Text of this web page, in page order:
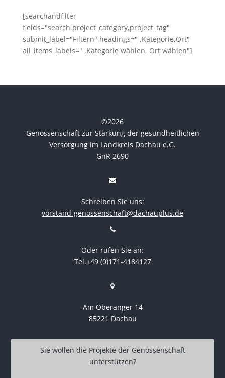
[searchandfilter
fields="search,project_category,project_tag"
submit_label="Filtern" headings=" ,Kategorie,Ort"
all_items_labels=" ,Kategorie wählen, Ort wählen"]
©2026
Genossenschaft zur Stärkung der gesundheitlichen
Versorgung im Landkreis Dachau e.G.
GnR 2690
Schreiben Sie uns:
vorstand-genossenschaft@dachauplus.de
Oder rufen Sie an:
Tel.+49 (0)171-4184127
Am Oberanger 14
85221 Dachau
Sie wollen die Projekte der Genossenschaft
unterstützen?